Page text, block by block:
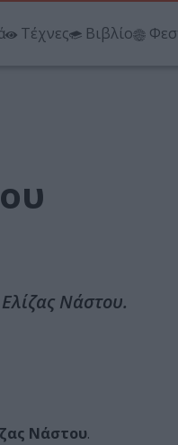
Τέχνες Βιβλίο
Νάστου.
Νάστου.